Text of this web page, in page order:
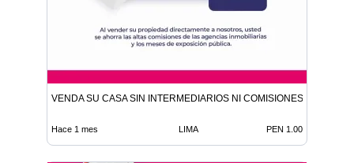
VENDA SU CASA SIN INTERMEDIARIOS NI COMISIONES DE
Hace 1 mes LIMA PEN 1.00